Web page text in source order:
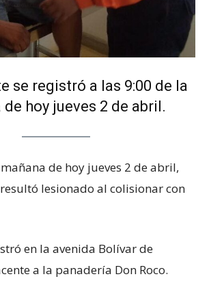
se registró a las 9:00 de la
de hoy jueves 2 de abril.
de hoy jueves 2 de abril,
resultó lesionado al colisionar con
en la avenida Bolívar de
a la panadería Don Roco.